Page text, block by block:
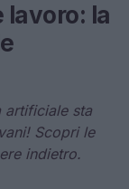
la
artificiale sta
Scopri le
indietro.